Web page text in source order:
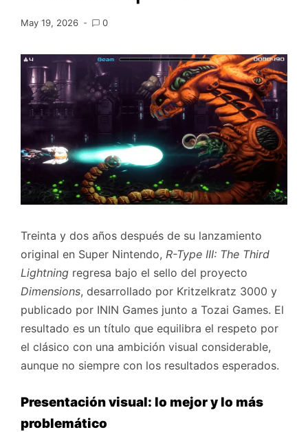
May 19, 2026 0
Treinta y dos años después de su lanzamiento
original en Super Nintendo, R-Type III: The Third
Lightning regresa bajo el sello del proyecto
Dimensions, desarrollado por Kritzelkratz 3000 y
publicado por ININ Games junto a Tozai Games. El
resultado es un título que equilibra el respeto por
el clásico con una ambición visual considerable,
aunque no siempre con los resultados esperados.
Presentación visual: lo mejor y lo más
problemático